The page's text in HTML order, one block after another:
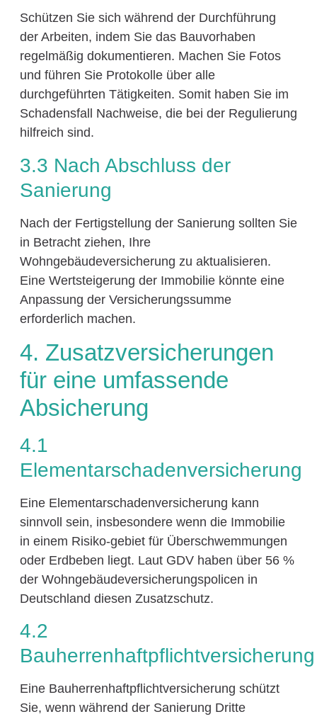
Schützen Sie sich während der Durchführung
der Arbeiten, indem Sie das Bauvorhaben
regelmäßig dokumentieren. Machen Sie Fotos
und führen Sie Protokolle über alle
durchgeführten Tätigkeiten. Somit haben Sie im
Schadensfall Nachweise, die bei der Regulierung
hilfreich sind.
3.3 Nach Abschluss der
Sanierung
Nach der Fertigstellung der Sanierung sollten Sie
in Betracht ziehen, Ihre
Wohngebäudeversicherung zu aktualisieren.
Eine Wertsteigerung der Immobilie könnte eine
Anpassung der Versicherungssumme
erforderlich machen.
4. Zusatzversicherungen
für eine umfassende
Absicherung
4.1
Elementarschadenversicherung
Eine Elementarschadenversicherung kann
sinnvoll sein, insbesondere wenn die Immobilie
in einem Risiko-gebiet für Überschwemmungen
oder Erdbeben liegt. Laut GDV haben über 56 %
der Wohngebäudeversicherungspolicen in
Deutschland diesen Zusatzschutz.
4.2
Bauherrenhaftpflichtversicherung
Eine Bauherrenhaftpflichtversicherung schützt
Sie, wenn während der Sanierung Dritte